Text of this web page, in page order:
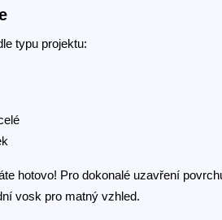
typu projektu:
hotovo! Pro dokonalé uzavření
vosk pro matný vzhled.